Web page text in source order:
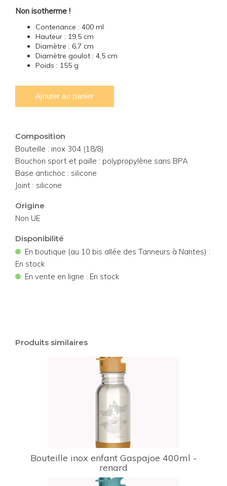
Non isotherme !
Contenance : 400 ml
Hauteur : 19,5 cm
Diamètre : 6,7 cm
Diamètre goulot : 4,5 cm
Poids : 155 g
Composition
Bouteille : inox 304 (18/8)
Bouchon sport et paille : polypropylène sans BPA
Base antichoc : silicone
Joint : silicone
Origine
Non UE
Disponibilité
• En boutique (au 10 bis allée des Tanneurs à Nantes) :
En stock
• En vente en ligne : En stock
Produits similaires
Bouteille inox enfant Gaspajoe 400ml -
renard